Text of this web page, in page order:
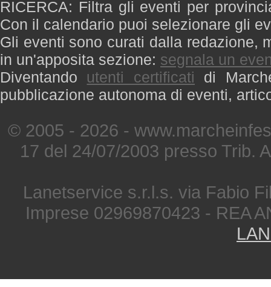
RICERCA: Filtra gli eventi per
Con il calendario puoi selezionare gli
Gli eventi sono curati dalla redazione,
in un'apposita sezione: segnala un
Diventando utenti certificati di
pubblicazione autonoma di eventi,
© 2005 - 2026 -
17 del 24/07/2003 presso Trib.
Lanetservice s.r.l.s. via Fabio
Imprese 02969870423 - REA